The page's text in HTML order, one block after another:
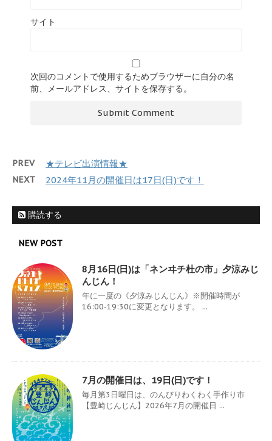
サイト
次回のコメントで使用するためブラウザーに自分の名
前、メールアドレス、サイトを保存する。
PREV ★テレビ出演情報★
NEXT 2024年11月の開催日は17日(日)です！
購読する
NEW POST
8月16日(日)は「ネンヰチ杜の市」夕涼みじ
んじん！
年に一度の《夕涼みじんじん》※開催時間が
16:00-19:30に変更となります。 ...
7月の開催日は、19日(日)です！
毎月第3日曜日は、のんびりわくわく手作り市
【豊崎じんじん】2026年7月の開催日 ...